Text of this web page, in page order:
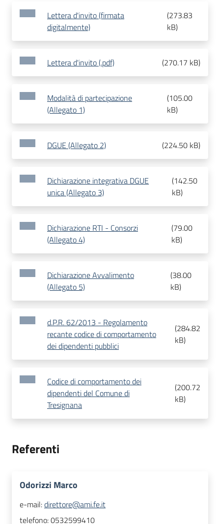
Lettera d'invito (firmata
digitalmente)
(273.83
kB)
Lettera d'invito (.pdf) (270.17 kB)
Modalità di partecipazione
(Allegato 1)
(105.00
kB)
DGUE (Allegato 2) (224.50 kB)
Dichiarazione integrativa DGUE
unica (Allegato 3)
(142.50
kB)
Dichiarazione RTI - Consorzi
(Allegato 4)
(79.00
kB)
Dichiarazione Avvalimento
(Allegato 5)
(38.00
kB)
d.P.R. 62/2013 - Regolamento
recante codice di comportamento
dei dipendenti pubblici
(284.82
kB)
Codice di comportamento dei
dipendenti del Comune di
Tresignana
(200.72
kB)
Referenti
Odorizzi Marco
e-mail:direttore@ami.fe.it
telefono:0532599410